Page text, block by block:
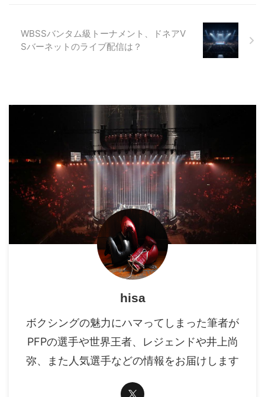
WBSSバンタム級トーナメント、ドネアV
Sバーネットのライブ配信は？
hisa
ボクシングの魅力にハマってしまった筆者が
PFPの選手や世界王者、レジェンドや井上尚
弥、また人気選手などの情報をお届けします